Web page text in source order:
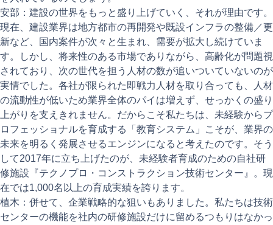
安部：建設の世界をもっと盛り上げていく、それが理由です。
現在、建設業界は地方都市の再開発や既設インフラの整備／更
新など、国内案件が次々と生まれ、需要が拡大し続けていま
す。しかし、将来性のある市場でありながら、高齢化が問題視
されており、次の世代を担う人材の数が追いついていないのが
実情でした。各社が限られた即戦力人材を取り合っても、人材
の流動性が低いため業界全体のパイは増えず、せっかくの盛り
上がりを支えきれません。だからこそ私たちは、未経験からプ
ロフェッショナルを育成する「教育システム」こそが、業界の
未来を明るく発展させるエンジンになると考えたのです。そう
して2017年に立ち上げたのが、未経験者育成のための自社研
修施設『テクノプロ・コンストラクション技術センター』。現
在では1,000名以上の育成実績を誇ります。
植木：併せて、企業戦略的な狙いもありました。私たちは技術
センターの機能を社内の研修施設だけに留めるつもりはなかっ